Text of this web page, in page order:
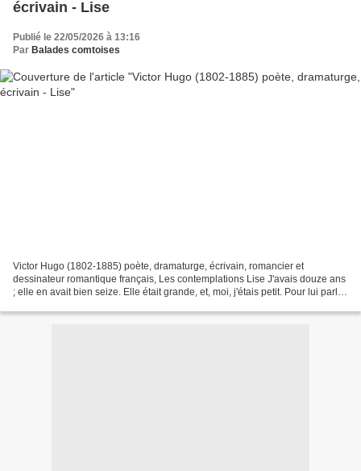
écrivain - Lise
Publié le 22/05/2026 à 13:16
Par Balades comtoises
Victor Hugo (1802-1885) poète, dramaturge, écrivain, romancier et
dessinateur romantique français, Les contemplations Lise J'avais douze ans
; elle en avait bien seize. Elle était grande, et, moi, j'étais petit. Pour lui parler